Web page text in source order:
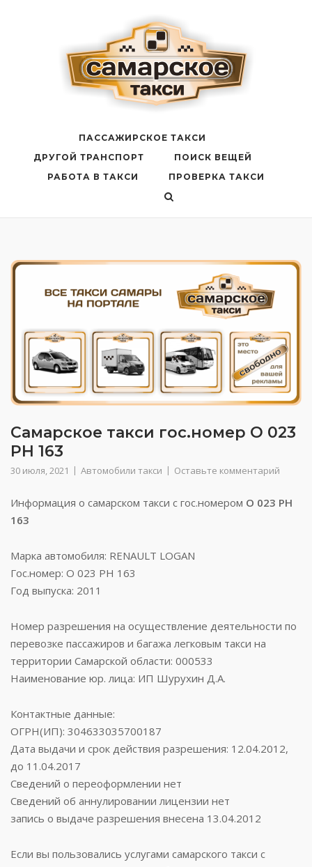
ПАССАЖИРСКОЕ ТАКСИ
ДРУГОЙ ТРАНСПОРТ
ПОИСК ВЕЩЕЙ
РАБОТА В ТАКСИ
ПРОВЕРКА ТАКСИ
Самарское такси гос.номер О 023
РН 163
30 июля, 2021 Автомобили такси Оставьте комментарий
Информация о самарском такси с гос.номером О 023 РН
163
Марка автомобиля: RENAULT LOGAN
Гос.номер: О 023 РН 163
Год выпуска: 2011
Номер разрешения на осуществление деятельности по
перевозке пассажиров и багажа легковым такси на
территории Самарской области: 000533
Наименование юр. лица: ИП Шурухин Д.А.
Контактные данные:
ОГРН(ИП): 304633035700187
Дата выдачи и срок действия разрешения: 12.04.2012,
до 11.04.2017
Сведений о переоформлении нет
Сведений об аннулировании лицензии нет
запись о выдаче разрешения внесена 13.04.2012
Если вы пользовались услугами самарского такси с